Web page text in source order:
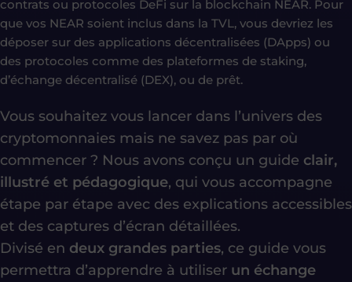
contrats ou protocoles DeFi sur la blockchain NEAR. Pour
que vos NEAR soient inclus dans la TVL, vous devriez les
déposer sur des applications décentralisées (DApps) ou
des protocoles comme des plateformes de staking,
d’échange décentralisé (DEX), ou de prêt.
Vous souhaitez vous lancer dans l’univers des
cryptomonnaies mais ne savez pas par où
commencer ? Nous avons conçu un guide clair,
illustré et pédagogique, qui vous accompagne
étape par étape avec des explications accessibles
et des captures d’écran détaillées.
Divisé en deux grandes parties, ce guide vous
permettra d’apprendre à utiliser un échange